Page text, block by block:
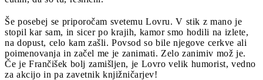
Še posebej se priporočam svetemu Lovru. V stik z mano je
stopil kar sam, in sicer po krajih, kamor smo hodili na izlete,
na dopust, celo kam zašli. Povsod so bile njegove cerkve ali
poimenovanja in začel me je zanimati. Zelo zanimiv mož je.
Če je Frančišek bolj zamišljen, je Lovro velik humorist, vedno
za akcijo in pa zavetnik knjižničarjev!